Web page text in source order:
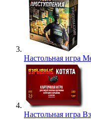
Настольная игра
Настольная игра